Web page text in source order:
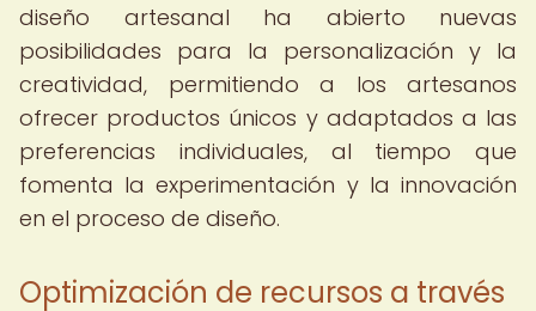
diseño artesanal ha abierto nuevas
posibilidades para la personalización y la
creatividad, permitiendo a los artesanos
ofrecer productos únicos y adaptados a las
preferencias individuales, al tiempo que
fomenta la experimentación y la innovación
en el proceso de diseño.
Optimización de recursos a través